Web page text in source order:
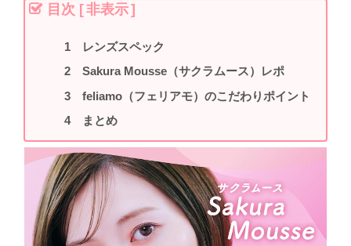
目次 [非表示]
レンズスペック
Sakura Mousse（サクラムース）レポ
feliamo（フェリアモ）のこだわりポイント
まとめ